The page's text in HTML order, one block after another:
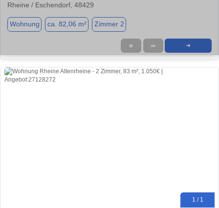
Rheine / Eschendorf, 48429
Wohnung ca. 82,06 m² Zimmer 2
★ ➦ ➜
1 / 1